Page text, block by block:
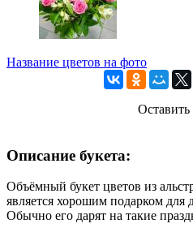
Название цветов на фото
Оставить
Описание букета:
Объёмный букет цветов из
является хорошим подарком
Обычно его дарят на такие